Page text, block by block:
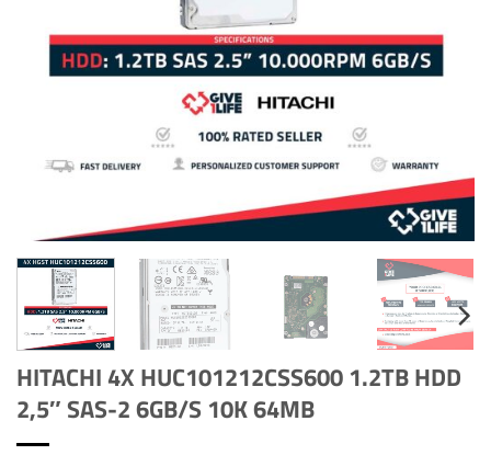
HITACHI 4X HUC101212CSS600 1.2TB HDD
2,5″ SAS-2 6GB/S 10K 64MB